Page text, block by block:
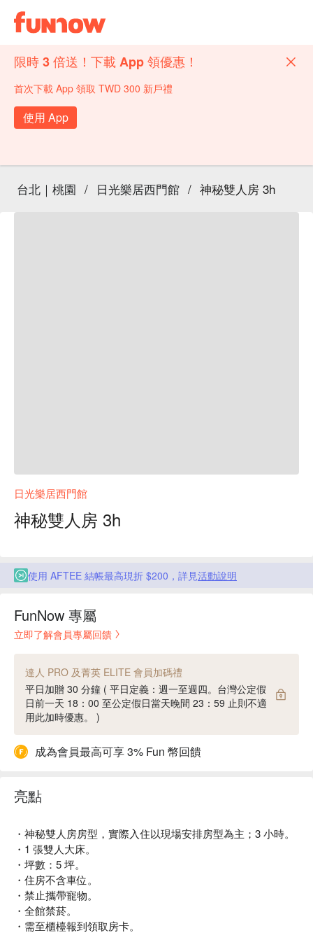
限時 3 倍送！下載 App 領優惠！
首次下載 App 領取 TWD 300 新戶禮
使用 App
台北｜桃園 / 日光樂居西門館 / 神秘雙人房 3h
日光樂居西門館
神秘雙人房 3h
使用 AFTEE 結帳最高現折 $200，詳見活動說明
FunNow 專屬
立即了解會員專屬回饋
達人 PRO 及菁英 ELITE 會員加碼禮
平日加贈 30 分鐘 ( 平日定義：週一至週四。台灣公定假
日前一天 18：00 至公定假日當天晚間 23：59 止則不適
用此加時優惠。 )
成為會員最高可享 3% Fun 幣回饋
亮點
・神秘雙人房房型，實際入住以現場安排房型為主；3 小時。
・1 張雙人大床。
・坪數：5 坪。
・住房不含車位。
・禁止攜帶寵物。
・全館禁菸。
・需至櫃檯報到領取房卡。